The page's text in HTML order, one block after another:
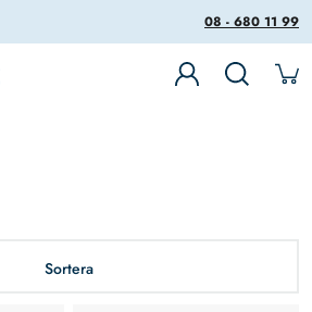
08 - 680 11 99
Sortera